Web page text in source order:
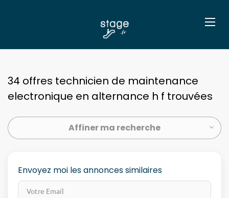
34 offres technicien de maintenance
electronique en alternance h f trouvées
Affiner ma recherche
Envoyez moi les annonces similaires